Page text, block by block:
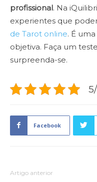
profissional. Na
experientes que
de Tarot online. É
objetiva. Faça um
surpreenda-se.
Facebook
Artigo anterior